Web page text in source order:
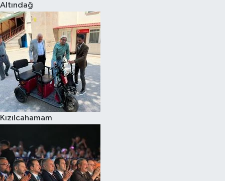
Altındağ
Kızılcahamam